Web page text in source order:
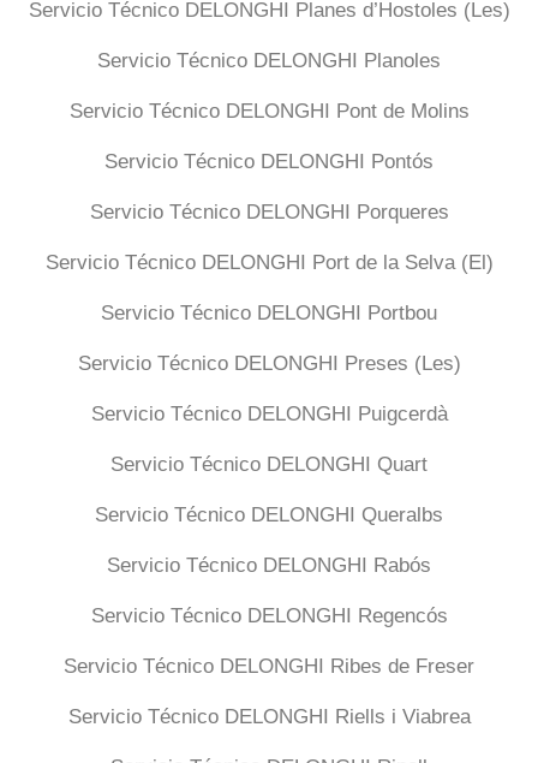
Servicio Técnico DELONGHI Planes d’Hostoles (Les)
Servicio Técnico DELONGHI Planoles
Servicio Técnico DELONGHI Pont de Molins
Servicio Técnico DELONGHI Pontós
Servicio Técnico DELONGHI Porqueres
Servicio Técnico DELONGHI Port de la Selva (El)
Servicio Técnico DELONGHI Portbou
Servicio Técnico DELONGHI Preses (Les)
Servicio Técnico DELONGHI Puigcerdà
Servicio Técnico DELONGHI Quart
Servicio Técnico DELONGHI Queralbs
Servicio Técnico DELONGHI Rabós
Servicio Técnico DELONGHI Regencós
Servicio Técnico DELONGHI Ribes de Freser
Servicio Técnico DELONGHI Riells i Viabrea